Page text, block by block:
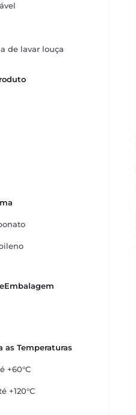
de lavar louça
as Temperaturas
+60°C
+120°C